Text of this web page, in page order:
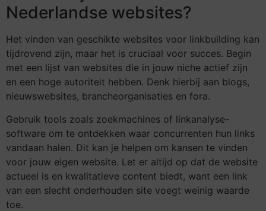
Nederlandse websites?
Het vinden van geschikte websites voor linkbuilding kan
tijdrovend zijn, maar het is cruciaal voor succes. Begin
met een lijst van websites die in jouw niche actief zijn
en een hoge autoriteit hebben. Denk hierbij aan blogs,
nieuwswebsites, brancheorganisaties en fora.
Gebruik tools zoals zoekmachines of linkanalyse-
software om te ontdekken waar concurrenten hun links
vandaan halen. Dit kan je helpen om kansen te vinden
voor jouw eigen website. Let er altijd op dat de website
actueel is en kwalitatieve content biedt, want een link
van een slecht onderhouden site voegt weinig waarde
toe.